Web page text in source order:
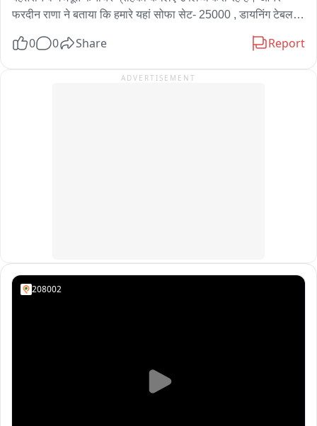
फरदीन राणा ने बताया कि हमारे यहां सोफा सेट- 25000 , डायनिंग टेबल-
देर न करते हुए दीवाली के खास मौके पर अपने घरों में यह फर्नीचर ले जाए
0 0 Share Report
ADVERTISEMENT
208002